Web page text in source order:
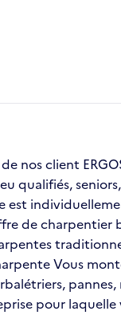
nos client
qualifiés,
est
de charpentier
Vous
pour laquelle